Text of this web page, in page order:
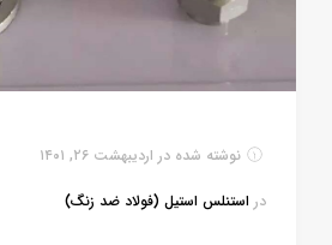
نوشته شده در اردیبهشت ۲۶, ۱۴۰۱
در استنلس استیل (فولاد ضد زنگ)